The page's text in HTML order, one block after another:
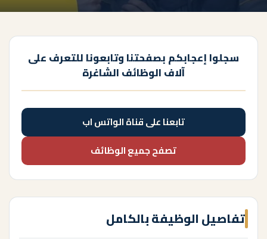
سجلوا إعجابكم بصفحتنا وتابعونا للتعرف على
آلاف الوظائف الشاغرة
تابعنا على قناة الواتس اب
تصفح جميع الوظائف
تفاصيل الوظيفة بالكامل